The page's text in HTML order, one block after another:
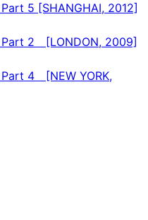
5 [SHANGHAI, 2012]
Part 2 [LONDON, 2009]
4 [NEW YORK,